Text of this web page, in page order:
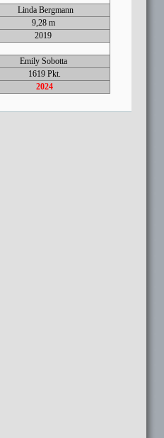
Linda Bergmann
9,28 m
2019
Emily Sobotta
1619 Pkt.
2024